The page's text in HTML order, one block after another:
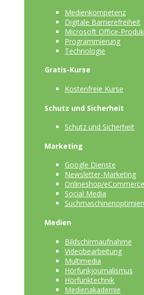
Medienkompetenz
Digitale Barrierefreiheit
Microsoft Office-
Programmierung
Technologie
Gratis-Kurse
Kostenfreie Kurse
Schutz und Sicherheit
Schutz und Sicherheit
Marketing
Google Dienste
Newsletter-Marketing
Onlineshop/eCommerce
Social Media
Medien
Bildschirmaufnahme
Videobearbeitung
Multimedia
Hörfunkjournalismus
Hörfunktechnik
Medienakademie